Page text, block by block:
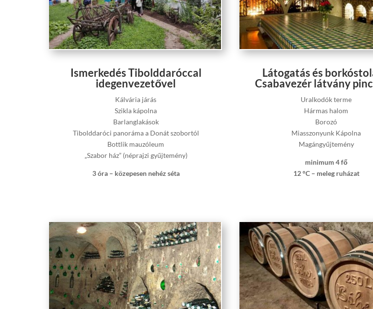
Ismerkedés Tibolddaróccal
idegenvezetővel
Kálvária járás
Szikla kápolna
Barlanglakások
Tibolddaróci panoráma a Donát szobortól
Bottlik mauzóleum
„Szabor ház” (néprajzi gyűjtemény)
3 óra – közepesen nehéz séta
Látogatás és
Csabavezér látvány
Uralkodók terme
Hármas halom
Borozó
Miasszonyunk Kápolna
Magángyűjtemény
minimum 4 fő
12 °C – meleg ruházat